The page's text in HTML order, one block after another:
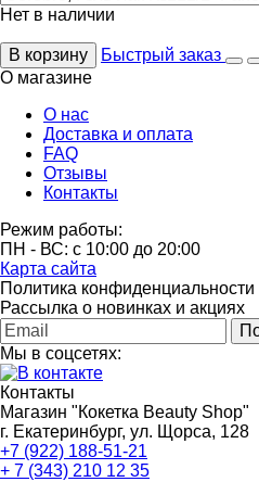
Нет в наличии
В корзину
Быстрый заказ
О магазине
О нас
Доставка и оплата
FAQ
Отзывы
Контакты
Режим работы:
ПН - ВС: с 10:00 до 20:00
Карта сайта
Политика конфиденциальности
Рассылка о новинках и акциях
Мы в соцсетях:
Контакты
Магазин "Кокетка Beauty Shop"
г. Екатеринбург, ул. Щорса, 128
+7 (922) 188-51-21
+ 7 (343) 210 12 35